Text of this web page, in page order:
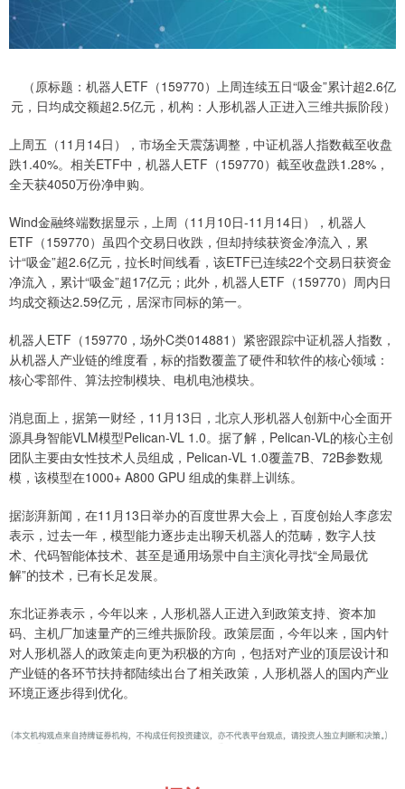
（原标题：机器人ETF（159770）上周连续五日“吸金”累计超2.6亿
元，日均成交额超2.5亿元，机构：人形机器人正进入三维共振阶段）
上周五（11月14日），市场全天震荡调整，中证机器人指数截至收盘
跌1.40%。相关ETF中，机器人ETF（159770）截至收盘跌1.28%，
全天获4050万份净申购。
Wind金融终端数据显示，上周（11月10日-11月14日），机器人
ETF（159770）虽四个交易日收跌，但却持续获资金净流入，累
计“吸金”超2.6亿元，拉长时间线看，该ETF已连续22个交易日获资金
净流入，累计“吸金”超17亿元；此外，机器人ETF（159770）周内日
均成交额达2.59亿元，居深市同标的第一。
机器人ETF（159770，场外C类014881）紧密跟踪中证机器人指数，
从机器人产业链的维度看，标的指数覆盖了硬件和软件的核心领域：
核心零部件、算法控制模块、电机电池模块。
消息面上，据第一财经，11月13日，北京人形机器人创新中心全面开
源具身智能VLM模型Pelican-VL 1.0。据了解，Pelican-VL的核心主创
团队主要由女性技术人员组成，Pelican-VL 1.0覆盖7B、72B参数规
模，该模型在1000+ A800 GPU 组成的集群上训练。
据澎湃新闻，在11月13日举办的百度世界大会上，百度创始人李彦宏
表示，过去一年，模型能力逐步走出聊天机器人的范畴，数字人技
术、代码智能体技术、甚至是通用场景中自主演化寻找“全局最优
解”的技术，已有长足发展。
东北证券表示，今年以来，人形机器人正进入到政策支持、资本加
码、主机厂加速量产的三维共振阶段。政策层面，今年以来，国内针
对人形机器人的政策走向更为积极的方向，包括对产业的顶层设计和
产业链的各环节扶持都陆续出台了相关政策，人形机器人的国内产业
环境正逐步得到优化。